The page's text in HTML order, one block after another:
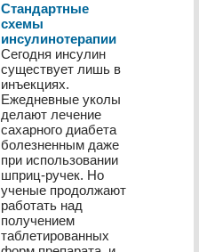
Стандартные
схемы
инсулинотерапии
Сегодня инсулин
существует лишь в
инъекциях.
Ежедневные уколы
делают лечение
сахарного диабета
болезненным даже
при использовании
шприц-ручек. Но
ученые продолжают
работать над
получением
таблетированных